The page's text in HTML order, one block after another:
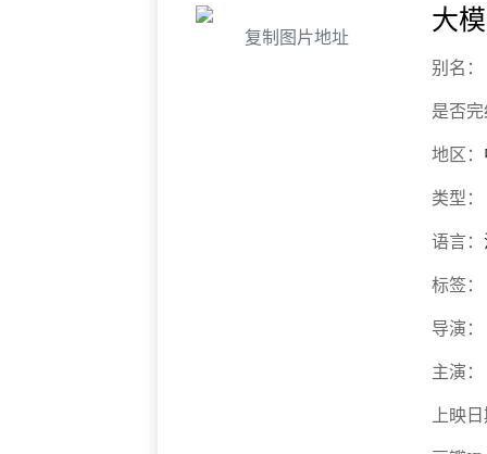
复制图片地址
大
别名：
是否
地区：
类型：
语言：
标签：
导演：
主演：
上映